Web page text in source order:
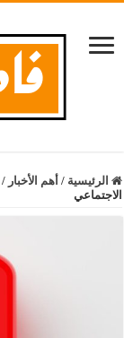
الرئيسية / أهم الأخبار /
الاجتماعي